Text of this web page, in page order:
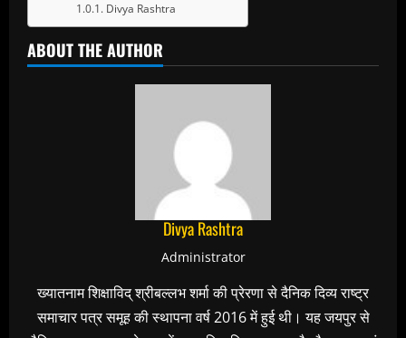
Divya Rashtra
ABOUT THE AUTHOR
Divya Rashtra
Administrator
ख्यातनाम शिक्षाविद् श्रीबल्लभ शर्मा की प्रेरणा से दैनिक दिव्य राष्ट्र
समाचार पत्र समूह की स्थापना वर्ष 2016 में हुई थी। यह जयपुर से